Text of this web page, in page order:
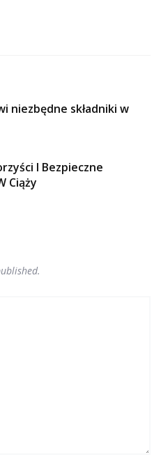
niezbędne składniki w
I Bezpieczne
Ciąży